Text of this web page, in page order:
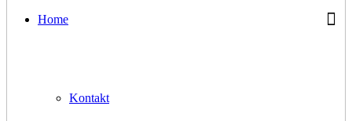
Home
Kontakt